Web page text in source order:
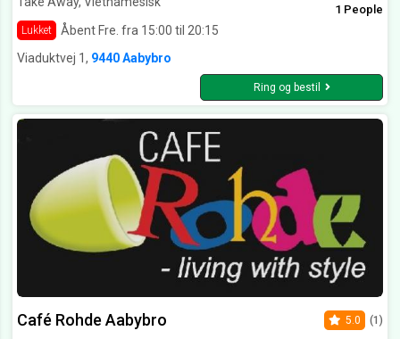
Lukket Åbent Fre. fra 15:00 til 20:15
1 People
Viaduktvej 1, 9440 Aabybro
Ring og bestil
Café Rohde Aabybro 5.0 (1)